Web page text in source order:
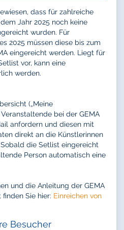
dass für zahlreiche
Jahr 2025 noch keine
wurden. Für
2025 müssen diese bis zum
eingereicht werden. Liegt für
vor, kann eine
werden.
(„Meine
bei der GEMA
anfordern und diesen mit
direkt an die Künstlerinnen
die Setlist eingereicht
Person automatisch eine
und die Anleitung der GEMA
Sie hier: Einreichen von
Besucher